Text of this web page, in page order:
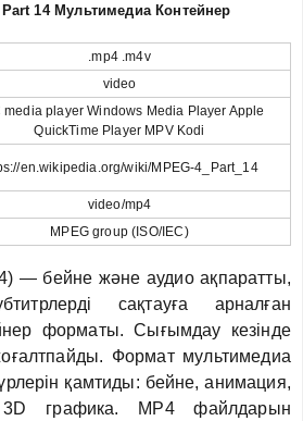
14 Мультимедиа Контейнер
.mp4 .m4v
video
media player Windows Media Player Apple
QuickTime Player MPV Kodi
en.wikipedia.org/wiki/MPEG-4_Part_14
video/mp4
MPEG group (ISO/IEC)
— бейне және аудио ақпаратты,
сақтауға арналған
форматы. Сығымдау кезінде
Формат мультимедиа
қамтиды: бейне, анимация,
графика. MP4 файлдарын